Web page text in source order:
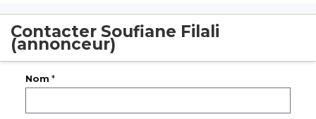
Contacter Soufiane Filali
(annonceur)
Nom *